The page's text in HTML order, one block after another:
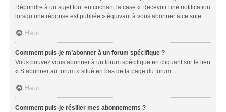
Répondre à un sujet tout en cochant la case « Recevoir une notification
lorsqu’une réponse est publiée » équivaut à vous abonner à ce sujet.
Haut
Comment puis-je m’abonner à un forum spécifique ?
Vous pouvez vous abonner à un forum spécifique en cliquant sur le lien
« S’abonner au forum » situé en bas de la page du forum.
Haut
Comment puis-je résilier mes abonnements ?